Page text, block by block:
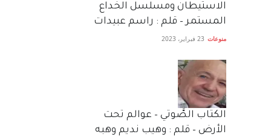
الاستيطان ومسلسل الخداع
المستمر – قلم : راسم عبيدات
منوعات 23 فبراير، 2023
الكتاب الصَّوتي – عوالم تحت
الأرض – قلم : وهيب نديم وهبه